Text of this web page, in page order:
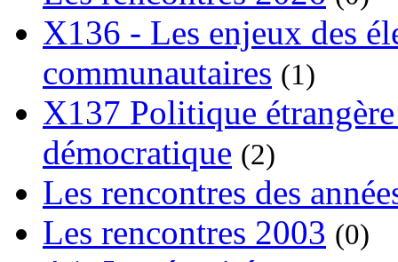
X136 - Les enjeux des
communautaires (1)
X137 Politique
démocratique (2)
Les rencontres des
Les rencontres 2003 (0)